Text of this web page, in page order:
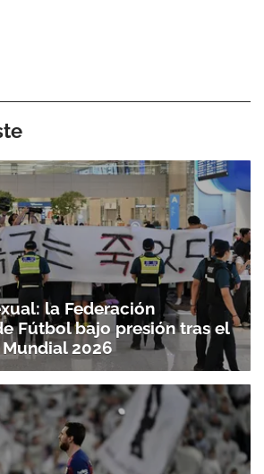
la Federación
Fútbol bajo presión tras el
2026